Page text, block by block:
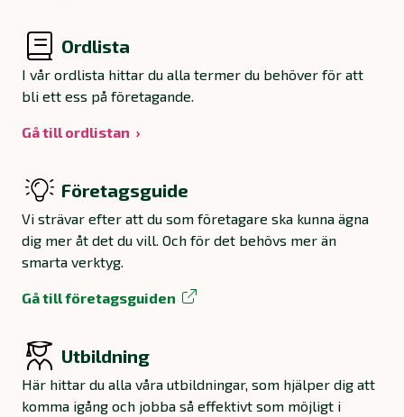
Ordlista
I vår ordlista hittar du alla termer du behöver för att
bli ett ess på företagande.
Gå till ordlistan
Företagsguide
Vi strävar efter att du som företagare ska kunna ägna
dig mer åt det du vill. Och för det behövs mer än
smarta verktyg.
Gå till företagsguiden
Utbildning
Här hittar du alla våra utbildningar, som hjälper dig att
komma igång och jobba så effektivt som möjligt i